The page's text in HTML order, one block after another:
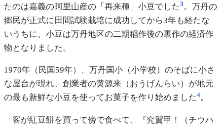
たのは嘉義の阿里山産の「再来種」小豆でした3 。万丹の
郷民が正式に田間試験栽培に成功してから3年も経たな
いうちに、小豆は万丹地区の二期稲作後の裏作の経済作
物となりました。
1970年（民国59年）、万丹国小（小学校）のそばに小さ
な屋台が現れ、創業者の黄源来（おうげんらい）が地元
の最も新鮮な小豆を使ってお菓子を作り始めました4。
「客が紅豆餅を買って傍で食べて、『究賀甲！（チウハ